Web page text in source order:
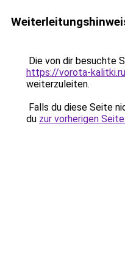
Die von dir besuchte
https://vorota-
weiterzuleiten.
Falls du diese Seite
du zur vorherigen